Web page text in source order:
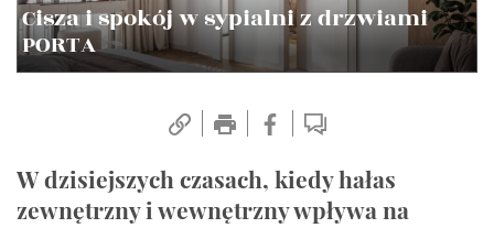
Cisza i spokój w sypialni z drzwiami
PORTA
W dzisiejszych czasach, kiedy hałas
zewnętrzny i wewnętrzny wpływa na